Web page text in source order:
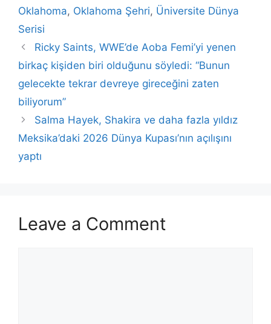
Oklahoma, Oklahoma Şehri, Üniversite Dünya
Serisi
Ricky Saints, WWE’de Aoba Femi’yi yenen
birkaç kişiden biri olduğunu söyledi: “Bunun
gelecekte tekrar devreye gireceğini zaten
biliyorum”
Salma Hayek, Shakira ve daha fazla yıldız
Meksika’daki 2026 Dünya Kupası’nın açılışını
yaptı
Leave a Comment